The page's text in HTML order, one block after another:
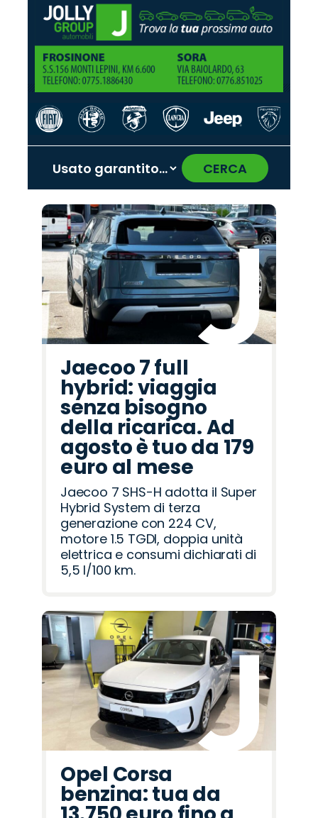
CERCA
Promo
Hyundai
Promo
Fiat
Promo
Jaecoo
Promo
Lancia
Promo
Jeep
Promo
Seat
Promo
Omoda
Promo
Opel
Promo
Alfa
Romeo
Promo
Abarth
Promo
Land
Rover
Promo
Cupra
Promo
Mazda
Promo
Citroën
Promo
Peugeot
‹ ›
Jaecoo 7 full
hybrid: viaggia
senza bisogno
della ricarica. Ad
agosto è tuo da 179
euro al mese
Jaecoo 7 SHS-H adotta il Super
Hybrid System di terza
generazione con 224 CV,
motore 1.5 TGDI, doppia unità
elettrica e consumi dichiarati di
5,5 l/100 km.
Opel Corsa
benzina: tua da